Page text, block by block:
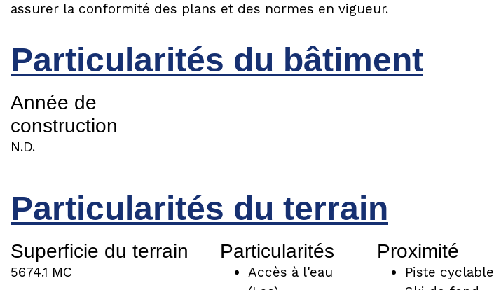
assurer la conformité des plans et des normes en vigueur.
Particularités du bâtiment
Année de
construction
N.D.
Particularités du terrain
Superficie du terrain
5674.1 MC
Particularités
Accès à l'eau
Proximité
Piste cyclable